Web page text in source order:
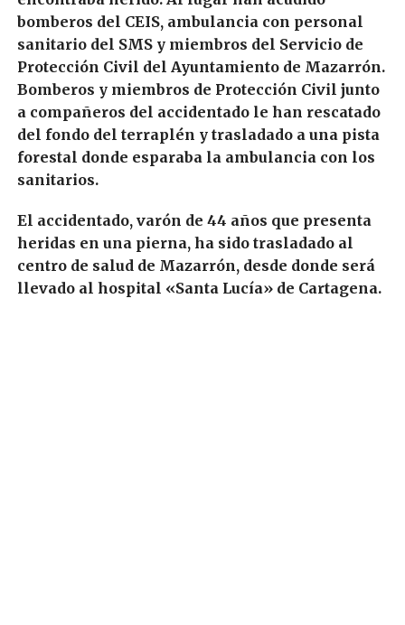
bomberos del CEIS, ambulancia con personal
sanitario del SMS y miembros del Servicio de
Protección Civil del Ayuntamiento de Mazarrón.
Bomberos y miembros de Protección Civil junto
a compañeros del accidentado le han rescatado
del fondo del terraplén y trasladado a una pista
forestal donde esparaba la ambulancia con los
sanitarios.
El accidentado, varón de 44 años que presenta
heridas en una pierna, ha sido trasladado al
centro de salud de Mazarrón, desde donde será
llevado al hospital «Santa Lucía» de Cartagena.